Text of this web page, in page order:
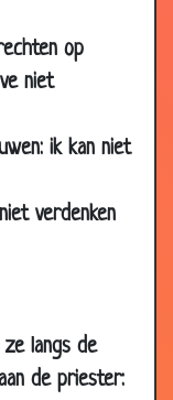
op
niet
ik kan niet
verdenken
ze langs de
de priester:
3.87